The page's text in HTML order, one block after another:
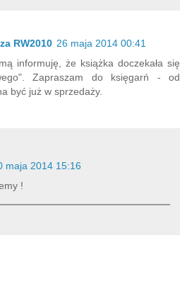
RW2010 26 maja 2014 00:41
informuję, że książka doczekała się
Zapraszam do księgarń - od
być już w sprzedaży.
maja 2014 15:16
!